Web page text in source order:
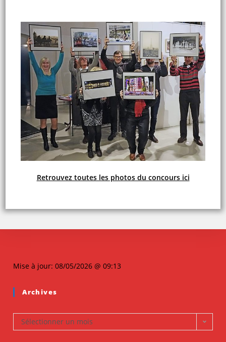
Retrouvez toutes les photos du concours ici
Mise à jour: 08/05/2026 @ 09:13
Archives
Sélectionner un mois